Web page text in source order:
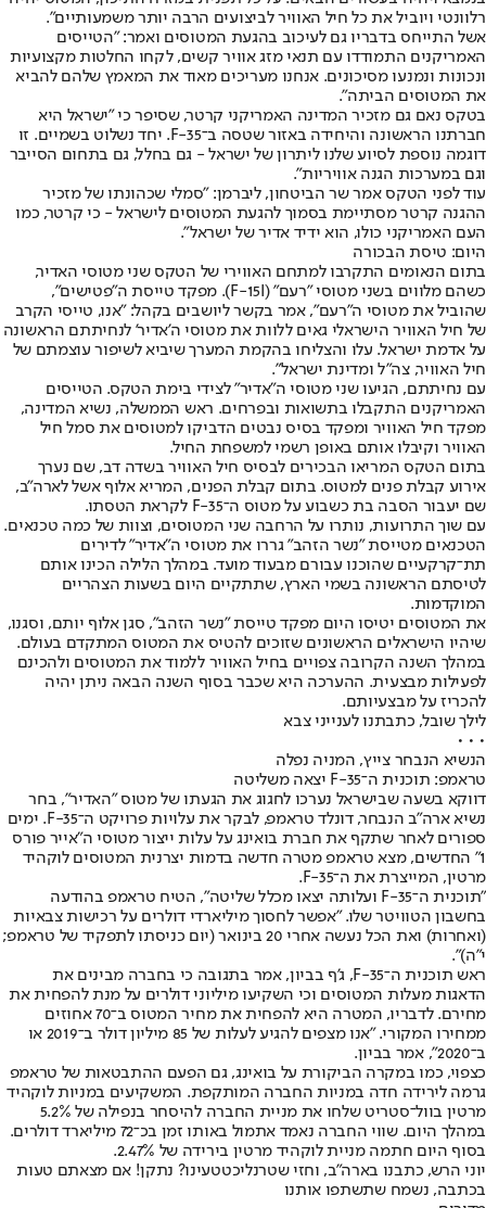
רלוונטי ויוביל את כל חיל האוויר לביצועים הרבה יותר משמעותיים".
אשל התייחס בדבריו גם לעיכוב בהגעת המטוסים ואמר: "הטייסים
האמריקנים התמודדו עם תנאי מזג אוויר קשים, לקחו החלטות מקצועיות
ונכונות ונמנעו מסיכונים. אנחנו מעריכים מאוד את המאמץ שלהם להביא
את המטוסים הביתה".
בטקס נאם גם מזכיר המדינה האמריקני קרטר, שסיפר כי "ישראל היא
חברתנו הראשונה והיחידה באזור שטסה ב־F-35. יחד נשלוט בשמיים. זו
דוגמה נוספת לסיוע שלנו ליתרון של ישראל - גם בחלל, גם בתחום הסייבר
וגם במערכות הגנה אוויריות".
עוד לפני הטקס אמר שר הביטחון, ליברמן: "סמלי שכהונתו של מזכיר
ההגנה קרטר מסתיימת בסמוך להגעת המטוסים לישראל - כי קרטר, כמו
העם האמריקני כולו, הוא ידיד אדיר של ישראל".
היום: טיסת הבכורה
בתום הנאומים התקרבו למתחם האווירי של הטקס שני מטוסי האדיר,
כשהם מלווים בשני מטוסי "רעם" (F-15I). מפקד טייסת ה"פטישים",
שהוביל את מטוסי ה"רעם", אמר בקשר ליושבים בקהל: "אנו, טייסי הקרב
של חיל האוויר הישראלי גאים ללוות את מטוסי ה'אדיר' לנחיתתם הראשונה
על אדמת ישראל. עלו והצליחו בהקמת המערך שיביא לשיפור עוצמתם של
חיל האוויר, צה"ל ומדינת ישראל".
עם נחיתתם, הגיעו שני מטוסי ה"אדיר" לצידי בימת הטקס. הטייסים
האמריקנים התקבלו בתשואות ובפרחים. ראש הממשלה, נשיא המדינה,
מפקד חיל האוויר ומפקד בסיס נבטים הדביקו למטוסים את סמל חיל
האוויר וקיבלו אותם באופן רשמי למשפחת החיל.
בתום הטקס המריאו הבכירים לבסיס חיל האוויר בשדה דב, שם נערך
אירוע קבלת פנים למטוס. בתום קבלת הפנים, המריא אלוף אשל לארה"ב,
שם יעבור הסבה בת כשבוע על מטוס ה־F-35 לקראת הטסתו.
עם שוך התרועות, נותרו על הרחבה שני המטוסים, וצוות של כמה טכנאים.
הטכנאים מטייסת "נשר הזהב" גררו את מטוסי ה"אדיר" לדירים
תת־קרקעיים שהוכנו עבורם מבעוד מועד. במהלך הלילה הכינו אותם
לטיסתם הראשונה בשמי הארץ, שתתקיים היום בשעות הצהריים
המוקדמות.
את המטוסים יטיסו היום מפקד טייסת "נשר הזהב", סגן אלוף יותם, וסגנו,
שיהיו הישראלים הראשונים שזוכים להטיס את המטוס המתקדם בעולם.
במהלך השנה הקרובה צפויים בחיל האוויר ללמוד את המטוסים ולהכינם
לפעילות מבצעית. ההערכה היא שכבר בסוף השנה הבאה ניתן יהיה
להכריז על מבצעיותם.
לילך שובל, כתבתנו לענייני צבא
• • •
הנשיא הנבחר צייץ, המניה נפלה
טראמפ: תוכנית ה־F-35 יצאה משליטה
דווקא בשעה שבישראל נערכו לחגוג את הגעתו של מטוס "האדיר", בחר
נשיא ארה"ב הנבחר, דונלד טראמפ, לבקר את עלויות פרויקט ה־F-35. ימים
ספורים לאחר שתקף את חברת בואינג על עלות ייצור מטוסי ה"אייר פורס
1" החדשים, מצא טראמפ מטרה חדשה בדמות יצרנית המטוסים לוקהיד
מרטין, המייצרת את ה־F-35.
"תוכנית ה־F-35 ועלותה יצאו מכלל שליטה", הטיח טראמפ בהודעה
בחשבון הטוויטר שלו. "אפשר לחסוך מיליארדי דולרים על רכישות צבאיות
(ואחרות) ואת הכל נעשה אחרי 20 בינואר (יום כניסתו לתפקיד של טראמפ;
י"ה)".
ראש תוכנית ה־F-35, ג'ף בביון, אמר בתגובה כי בחברה מבינים את
הדאגות מעלות המטוסים וכי השקיעו מיליוני דולרים על מנת להפחית את
מחירם. לדבריו, המטרה היא להפחית את מחיר המטוס ב־70 אחוזים
ממחירו המקורי. "אנו מצפים להגיע לעלות של 85 מיליון דולר ב־2019 או
ב־2020", אמר בביון.
כצפוי, כמו במקרה הביקורת על בואינג, גם הפעם ההתבטאות של טראמפ
גרמה לירידה חדה במניות החברה המותקפת. המשקיעים במניות לוקהיד
מרטין בוול־סטריט שלחו את מניית החברה להיסחר בנפילה של 5.2%
במהלך היום. שווי החברה נאמד אתמול באותו זמן בכ־72 מיליארד דולרים.
בסוף היום חתמה מניית לוקהיד מרטין בירידה של 2.47%.
יוני הרש, כתבנו בארה"ב, וחזי שטרנליכטטעינו? נתקן! אם מצאתם טעות
בכתבה, נשמח שתשתפו אותנו